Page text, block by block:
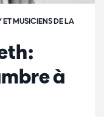
à
MUSICIENS DE LA